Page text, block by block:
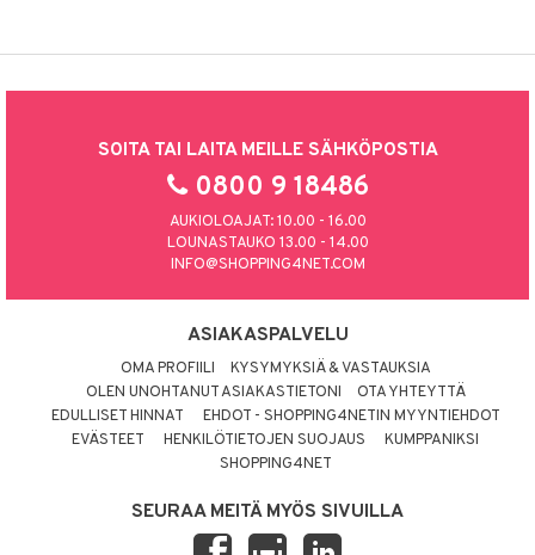
SOITA TAI LAITA MEILLE SÄHKÖPOSTIA
0800 9 18486
AUKIOLOAJAT: 10.00 - 16.00
LOUNASTAUKO 13.00 - 14.00
INFO@SHOPPING4NET.COM
ASIAKASPALVELU
OMA PROFIILI
KYSYMYKSIÄ & VASTAUKSIA
OLEN UNOHTANUT ASIAKASTIETONI
OTA YHTEYTTÄ
EDULLISET HINNAT
EHDOT - SHOPPING4NETIN MYYNTIEHDOT
EVÄSTEET
HENKILÖTIETOJEN SUOJAUS
KUMPPANIKSI
SHOPPING4NET
SEURAA MEITÄ MYÖS SIVUILLA